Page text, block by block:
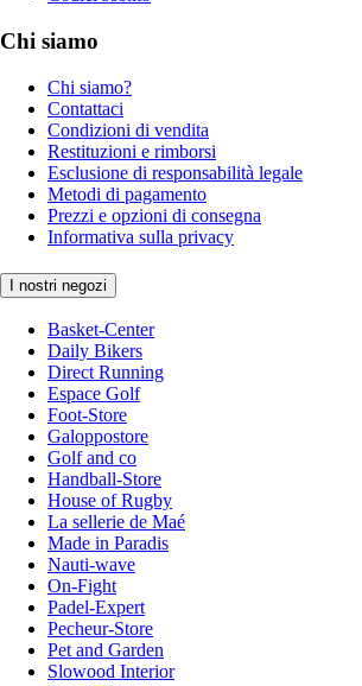
Chi siamo
Chi siamo?
Contattaci
Condizioni di vendita
Restituzioni e rimborsi
Esclusione di responsabilità legale
Metodi di pagamento
Prezzi e opzioni di consegna
Informativa sulla privacy
I nostri negozi
Basket-Center
Daily Bikers
Direct Running
Espace Golf
Foot-Store
Galoppostore
Golf and co
Handball-Store
House of Rugby
La sellerie de Maé
Made in Paradis
Nauti-wave
On-Fight
Padel-Expert
Pecheur-Store
Pet and Garden
Slowood Interior